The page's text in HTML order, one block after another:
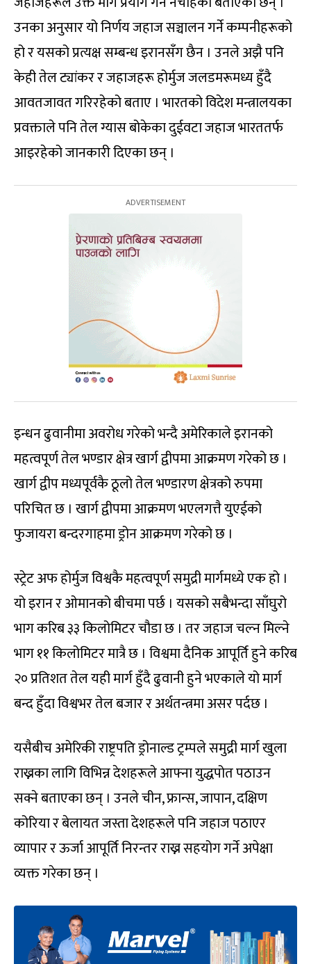
उनका अनुसार यो निर्णय जहाज सञ्चालन गर्ने कम्पनीहरूको
हो र यसको प्रत्यक्ष सम्बन्ध इरानसँग छैन । उनले अझै पनि
केही तेल ट्यांकर र जहाजहरू होर्मुज जलडमरूमध्य हुँदै
आवतजावत गरिरहेको बताए । भारतको विदेश मन्त्रालयका
प्रवक्ताले पनि तेल ग्यास बोकेका दुईवटा जहाज भारततर्फ
आइरहेको जानकारी दिएका छन् ।
इन्धन ढुवानीमा अवरोध गरेको भन्दै अमेरिकाले इरानको
महत्वपूर्ण तेल भण्डार क्षेत्र खार्ग द्वीपमा आक्रमण गरेको छ ।
खार्ग द्वीप मध्यपूर्वकै ठूलो तेल भण्डारण क्षेत्रको रुपमा
परिचित छ । खार्ग द्वीपमा आक्रमण भएलगत्तै युएईको
फुजायरा बन्दरगाहमा ड्रोन आक्रमण गरेको छ ।
स्ट्रेट अफ होर्मुज विश्वकै महत्वपूर्ण समुद्री मार्गमध्ये एक हो ।
यो इरान र ओमानको बीचमा पर्छ । यसको सबैभन्दा साँघुरो
भाग करिब ३३ किलोमिटर चौडा छ । तर जहाज चल्न मिल्ने
भाग ११ किलोमिटर मात्रै छ । विश्वमा दैनिक आपूर्ति हुने करिब
२० प्रतिशत तेल यही मार्ग हुँदै ढुवानी हुने भएकाले यो मार्ग
बन्द हुँदा विश्वभर तेल बजार र अर्थतन्त्रमा असर पर्दछ ।
यसैबीच अमेरिकी राष्ट्रपति ड्रोनाल्ड ट्रम्पले समुद्री मार्ग खुला
राख्नका लागि विभिन्न देशहरूले आफ्ना युद्धपोत पठाउन
सक्ने बताएका छन् । उनले चीन, फ्रान्स, जापान, दक्षिण
कोरिया र बेलायत जस्ता देशहरूले पनि जहाज पठाएर
व्यापार र ऊर्जा आपूर्ति निरन्तर राख्न सहयोग गर्ने अपेक्षा
व्यक्त गरेका छन् ।